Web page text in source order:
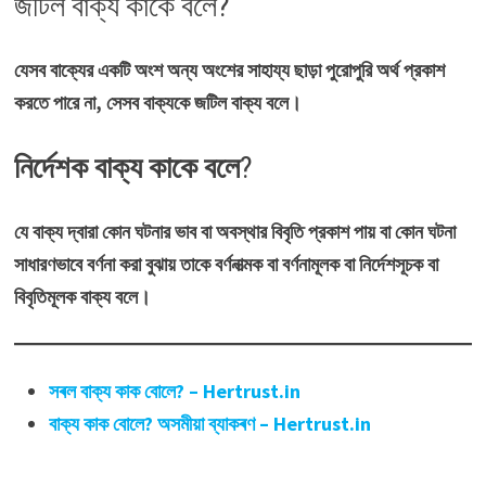
যেসব বাক্যের একটি অংশ অন্য অংশের সাহায্য ছাড়া পুরোপুরি অর্থ প্রকাশ
করতে পারে না, সেসব বাক্যকে জটিল বাক্য বলে।
নির্দেশক বাক্য কাকে বলে?
যে বাক্য দ্বারা কোন ঘটনার ভাব বা অবস্থার বিবৃতি প্রকাশ পায় বা কোন ঘটনা
সাধারণভাবে বর্ণনা করা বুঝায় তাকে বর্ণনাত্মক বা বর্ণনামূলক বা নির্দেশসূচক বা
বিবৃতিমূলক বাক্য বলে।
সৰল বাক্য কাক বোলে? – Hertrust.in
বাক্য কাক বোলে? অসমীয়া ব্যাকৰণ – Hertrust.in